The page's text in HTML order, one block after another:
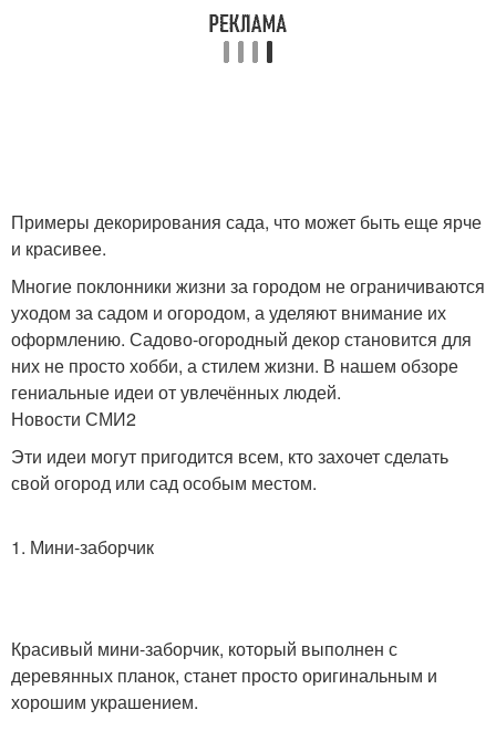
Примеры декорирования сада, что может быть еще ярче
и красивее.
Многие поклонники жизни за городом не ограничиваются
уходом за садом и огородом, а уделяют внимание их
оформлению. Садово-огородный декор становится для
них не просто хобби, а стилем жизни. В нашем обзоре
гениальные идеи от увлечённых людей.
Новости СМИ2
Эти идеи могут пригодится всем, кто захочет сделать
свой огород или сад особым местом.
1. Мини-заборчик
Красивый мини-заборчик, который выполнен с
деревянных планок, станет просто оригинальным и
хорошим украшением.